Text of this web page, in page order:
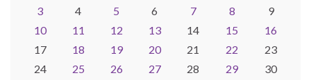
3
4 5 6 7 8
9
10
11 12 13 14 15
16
17
18 19 20 21 22
23
24
25 26 27 28 29
30